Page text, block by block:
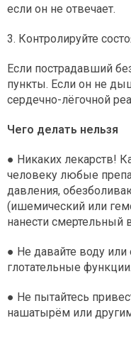
если он не отвечает.
3. Контролируйте
Если пострадавший
пункты. Если он не
сердечно-лёгочной
Чего делать нельзя
● Никаких лекарств!
человеку любые
давления,
(ишемический или
нанести смертельный
● Не давайте воду
глотательные функции.
● Не пытайтесь
нашатырём или